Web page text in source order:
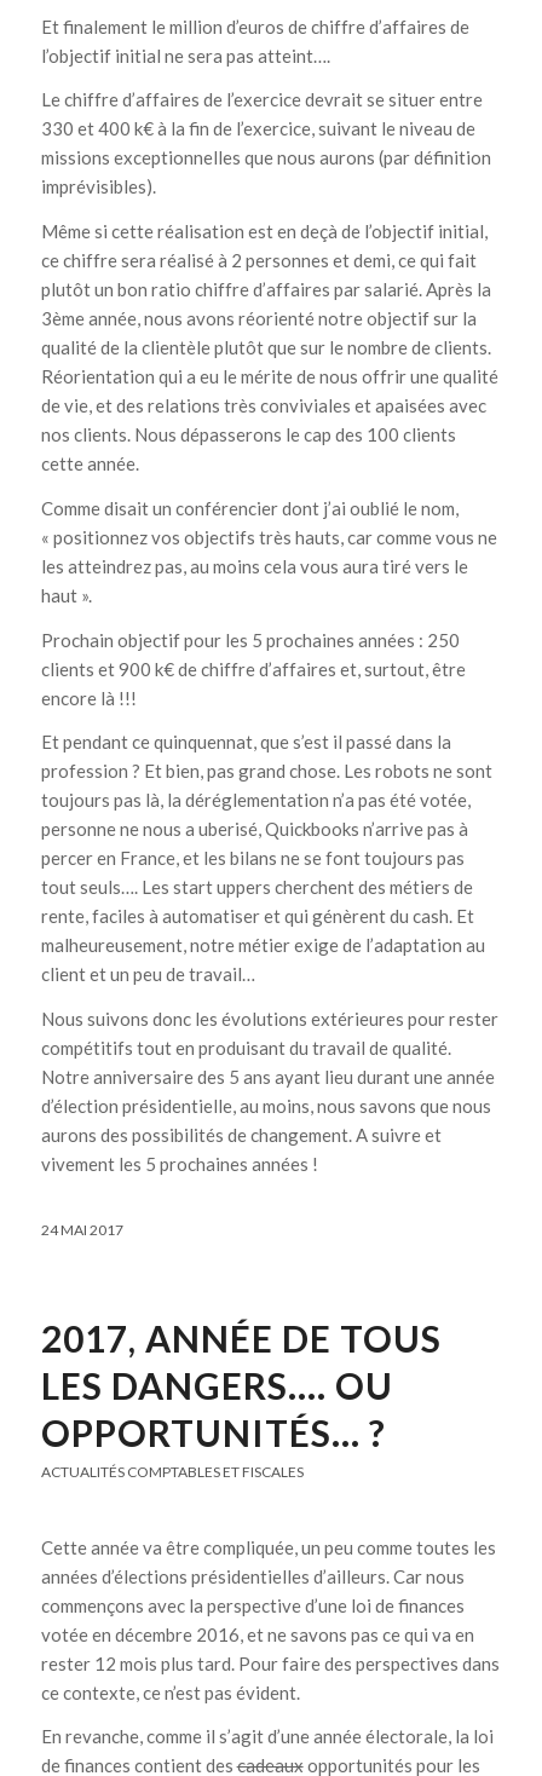
Et finalement le million d’euros de chiffre d’affaires de
l’objectif initial ne sera pas atteint….
Le chiffre d’affaires de l’exercice devrait se situer entre
330 et 400 k€ à la fin de l’exercice, suivant le niveau de
missions exceptionnelles que nous aurons (par définition
imprévisibles).
Même si cette réalisation est en deçà de l’objectif initial,
ce chiffre sera réalisé à 2 personnes et demi, ce qui fait
plutôt un bon ratio chiffre d’affaires par salarié. Après la
3ème année, nous avons réorienté notre objectif sur la
qualité de la clientèle plutôt que sur le nombre de clients.
Réorientation qui a eu le mérite de nous offrir une qualité
de vie, et des relations très conviviales et apaisées avec
nos clients. Nous dépasserons le cap des 100 clients
cette année.
Comme disait un conférencier dont j’ai oublié le nom,
« positionnez vos objectifs très hauts, car comme vous ne
les atteindrez pas, au moins cela vous aura tiré vers le
haut ».
Prochain objectif pour les 5 prochaines années : 250
clients et 900 k€ de chiffre d’affaires et, surtout, être
encore là !!!
Et pendant ce quinquennat, que s’est il passé dans la
profession ? Et bien, pas grand chose. Les robots ne sont
toujours pas là, la déréglementation n’a pas été votée,
personne ne nous a uberisé, Quickbooks n’arrive pas à
percer en France, et les bilans ne se font toujours pas
tout seuls…. Les start uppers cherchent des métiers de
rente, faciles à automatiser et qui génèrent du cash. Et
malheureusement, notre métier exige de l’adaptation au
client et un peu de travail…
Nous suivons donc les évolutions extérieures pour rester
compétitifs tout en produisant du travail de qualité.
Notre anniversaire des 5 ans ayant lieu durant une année
d’élection présidentielle, au moins, nous savons que nous
aurons des possibilités de changement. A suivre et
vivement les 5 prochaines années !
24 MAI 2017
2017, ANNÉE DE TOUS
LES DANGERS…. OU
OPPORTUNITÉS… ?
ACTUALITÉS COMPTABLES ET FISCALES
Cette année va être compliquée, un peu comme toutes les
années d’élections présidentielles d’ailleurs. Car nous
commençons avec la perspective d’une loi de finances
votée en décembre 2016, et ne savons pas ce qui va en
rester 12 mois plus tard. Pour faire des perspectives dans
ce contexte, ce n’est pas évident.
En revanche, comme il s’agit d’une année électorale, la loi
de finances contient descadeauxopportunités pour les